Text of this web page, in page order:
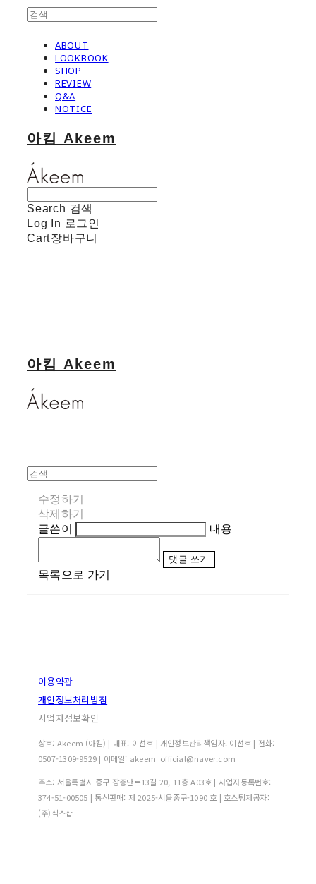
ABOUT
LOOKBOOK
SHOP
REVIEW
Q&A
NOTICE
아킴 Akeem
Search 검색
Log In 로그인
Cart장바구니
아킴 Akeem
수정하기
삭제하기
글쓴이
내용
댓글 쓰기
목록으로 가기
이용약관
개인정보처리방침
사업자정보확인
상호: Akeem (아킴) | 대표: 이선호 | 개인정보관리책임자: 이선호 | 전화:
0507-1309-9529 | 이메일: akeem_official@naver.com
주소: 서울특별시 중구 장충단로13길 20, 11층 A03호 | 사업자등록번호:
374-51-00505 | 통신판매: 제 2025-서울중구-1090 호 | 호스팅제공자:
(주)식스샵